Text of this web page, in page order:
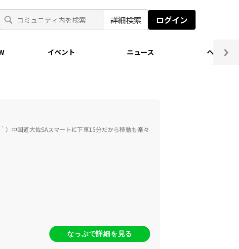
詳細検索 ログイン
イベント ニュース ヘルプ
）中国道大佐SAスマートIC下車15分だから移動も楽々
なっぷで詳細を見る